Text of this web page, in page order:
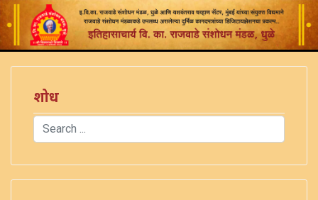
शोध
Search